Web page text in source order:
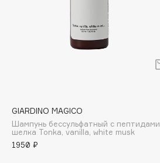
Batiste
Beauty Bomb
Beauty Pati
GIARDINO MAGICO
Шампунь бессульфатный с пептидами
шелка Tonka, vanilla, white musk
1950 ₽